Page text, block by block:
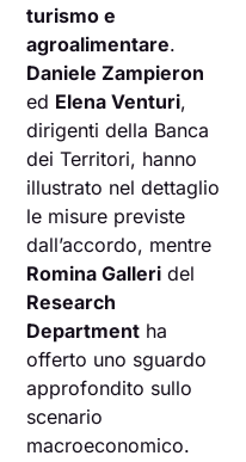
turismo e
agroalimentare.
Daniele Zampieron
ed Elena Venturi,
dirigenti della Banca
dei Territori, hanno
illustrato nel dettaglio
le misure previste
dall’accordo, mentre
Romina Galleri del
Research
Department ha
offerto uno sguardo
approfondito sullo
scenario
macroeconomico.